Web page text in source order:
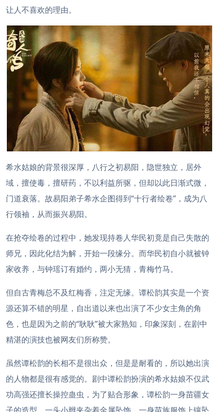
让人不喜欢的理由。
希水姑娘的背景很深厚，八行之初易阳，隐世独立，居外
域，擅使毒，擅研药，不以利益所驱，但却以此日渐式微，
门道衰落。故易阳弟子希水企图得到“十行者绘卷”，成为八
行领袖，从而振兴易阳。
在抢夺绘卷的过程中，她发现持卷人华民初竟是自己失散的
师兄，因此化结为解，开始一段缘分。而华民初自小就被钟
家收养，与钟瑶订有婚约，两小无猜，青梅竹马。
但自古青梅总不及红梅香，注定无缘。谭松韵其实是一个资
源还算不错的明星，自出道以来也出演了不少女主角的角
色，也是因为之前的“耿耿”被大家熟知，印象深刻，在剧中
精湛的演技也被网友们所称赞。
虽然谭松韵的长相不是很出众，但是是耐看的，所以她出演
的人物都是很有感觉的。剧中谭松韵扮演的希水姑娘不仅武
功高强还擅长操控蛊虫，为了贴合形象，谭松韵一身苗疆女